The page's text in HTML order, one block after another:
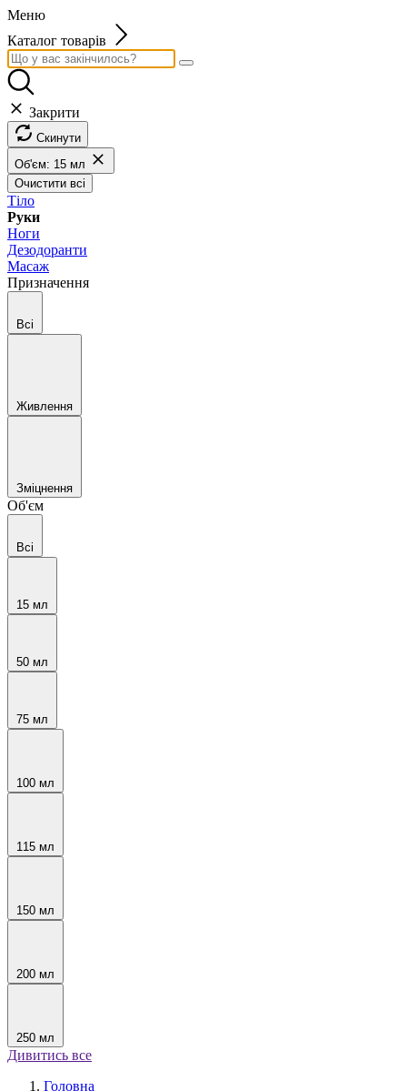
Меню
Каталог товарів
Закрити
Скинути
Об'єм: 15 мл
Очистити всі
Тіло
Руки
Ноги
Дезодоранти
Масаж
Призначення
Всі
Живлення
Зміцнення
Об'єм
Всі
15 мл
50 мл
75 мл
100 мл
115 мл
150 мл
200 мл
250 мл
Дивитись все
Головна